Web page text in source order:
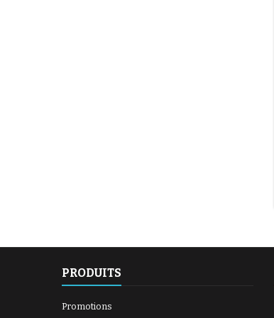
PRODUITS
Promotions